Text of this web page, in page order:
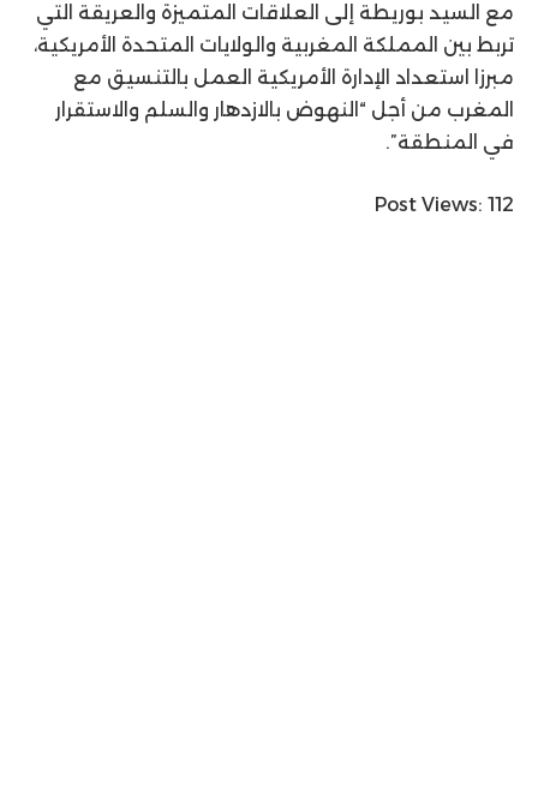
مع السيد بوريطة إلى العلاقات المتميزة والعريقة التي
تربط بين المملكة المغربية والولايات المتحدة الأمريكية،
مبرزا استعداد الإدارة الأمريكية العمل بالتنسيق مع
المغرب من أجل “النهوض بالازدهار والسلم والاستقرار
في المنطقة”.
Post Views: 112